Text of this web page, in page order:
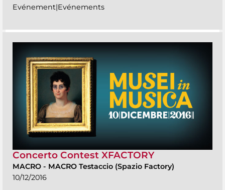
Evénement|Evénements
Concerto Contest XFACTORY
MACRO - MACRO Testaccio (Spazio Factory)
10/12/2016